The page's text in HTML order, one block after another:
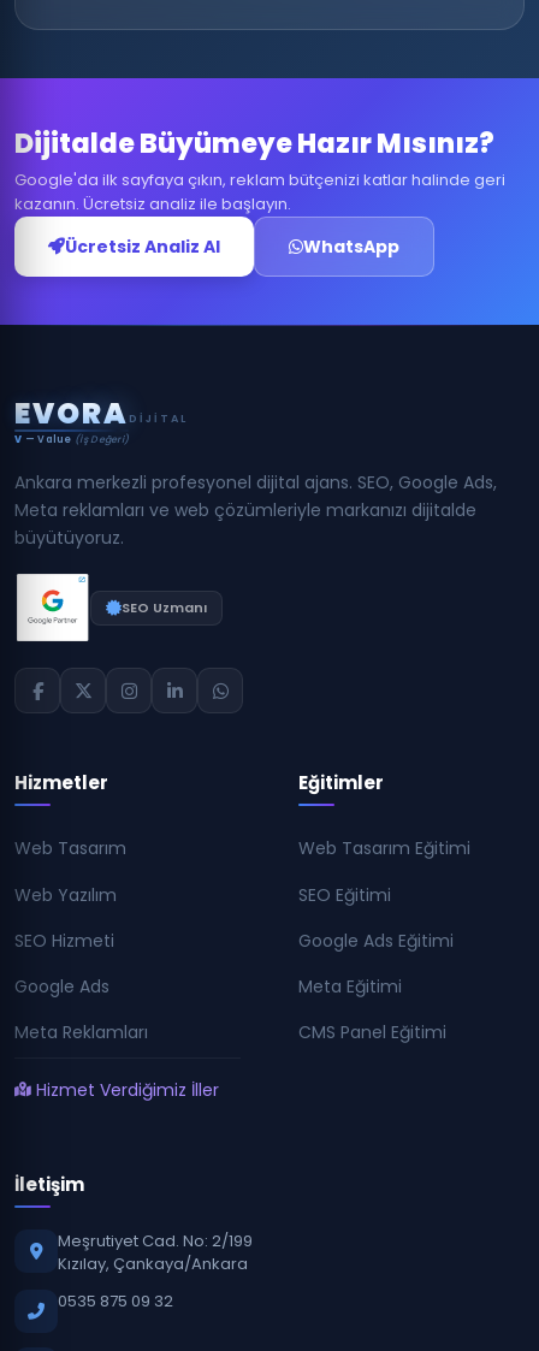
Dijitalde Büyümeye Hazır Mısınız?
Google'da ilk sayfaya çıkın, reklam bütçenizi katlar halinde geri
kazanın. Ücretsiz analiz ile başlayın.
Ücretsiz Analiz Al WhatsApp
EVORA DIJITAL
V — Value (İş Değeri)
Ankara merkezli profesyonel dijital ajans. SEO, Google Ads,
Meta reklamları ve web çözümleriyle markanızı dijitalde
büyütüyoruz.
SEO Uzmanı
Hizmetler
Web Tasarım
Web Yazılım
SEO Hizmeti
Google Ads
Meta Reklamları
Hizmet Verdiğimiz İller
Eğitimler
Web Tasarım Eğitimi
SEO Eğitimi
Google Ads Eğitimi
Meta Eğitimi
CMS Panel Eğitimi
İletişim
Meşrutiyet Cad. No: 2/199
Kızılay, Çankaya/Ankara
0535 875 09 32